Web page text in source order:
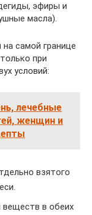
эфиры и
масла).
самой границе
при
условий:
лечебные
женщин и
взятого
веществ в обеих